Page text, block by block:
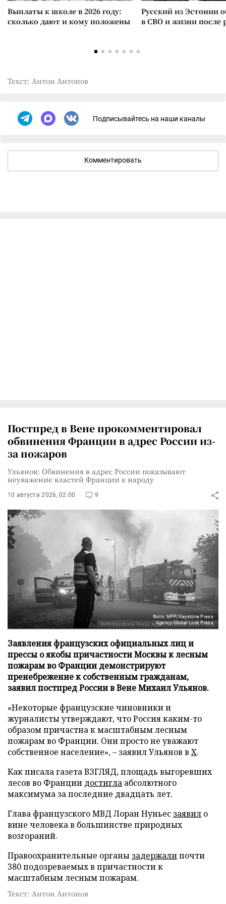
Выплаты к школе в 2026 году:
сколько дают и кому положены
Русский из Эстонии
в СВО и жизни после
Текст: Антон Антонов
Подписывайтесь на наши каналы
Комментировать
Постпред в Вене прокомментировал
обвинения Франции в адрес России из-
за пожаров
Ульянов: Обвинения в адрес России показывают
неуважение властей Франции к народу
10 августа 2026, 02:00 9
Фото: MPP/Keystone Press
Agency/Global Look Press
Заявления французских официальных лиц и
прессы о якобы причастности Москвы к лесным
пожарам во Франции демонстрируют
пренебрежение к собственным гражданам,
заявил постпред России в Вене Михаил Ульянов.
«Некоторые французские чиновники и
журналисты утверждают, что Россия каким-то
образом причастна к масштабным лесным
пожарам во Франции. Они просто не уважают
собственное население», – заявил Ульянов в X.
Как писала газета ВЗГЛЯД, площадь выгоревших
лесов во Франции достигла абсолютного
максимума за последние двадцать лет.
Глава французского МВД Лоран Нуньес заявил о
вине человека в большинстве природных
возгораний.
Правоохранительные органы задержалипочти
380 подозреваемых в причастности к
масштабным лесным пожарам.
Текст: Антон Антонов